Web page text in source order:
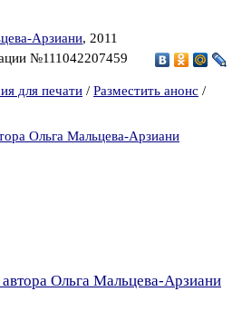
Арзиани, 2011
№111042207459
для печати / Разместить анонс /
Ольга Мальцева-Арзиани
Ольга Мальцева-Арзиани